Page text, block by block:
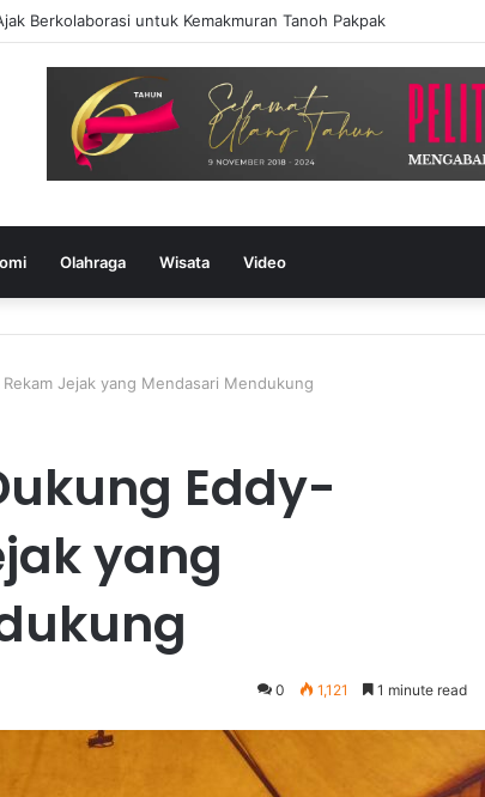
Berkolaborasi untuk Kemakmuran Tanoh Pakpak
Olahraga Wisata Video
Jejak yang Mendasari Mendukung
Eddy-
yang
0 1,121 1 minute read